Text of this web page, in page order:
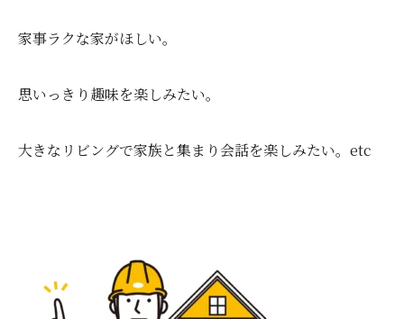
家事ラクな家がほしい。
思いっきり趣味を楽しみたい。
大きなリビングで家族と集まり会話を楽しみたい。 etc